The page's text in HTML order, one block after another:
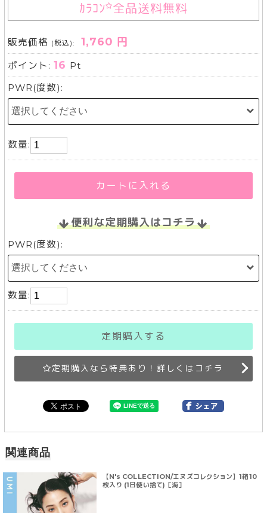
ｶﾗｺﾝ 全品送料無料
販売価格 (税込): 1,760 円
ポイント:16 Pt
PWR(度数):
数量:
カートに入れる
便利な定期購入はコチラ
PWR(度数):
数量:
定期購入する
定期購入なら特典あり！詳しくはコチラ
関連商品
【N's COLLECTION/エヌズコレクション】1箱10
枚入り (1日使い捨て)［海］